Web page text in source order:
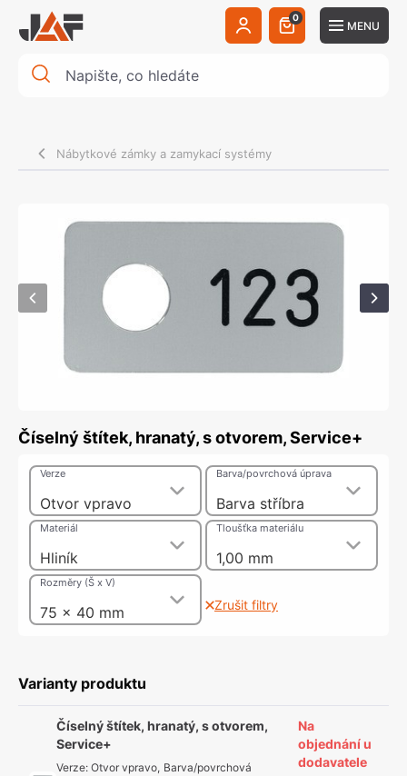
0
MENU
Nábytkové zámky a zamykací systémy
Číselný štítek, hranatý, s otvorem, Service+
Otvor vpravo
Verze
Barva stříbra
Barva/povrchová úprava
Hliník
Materiál
1,00 mm
Tloušťka materiálu
75 x 40 mm
Rozměry (Š x V)
Zrušit filtry
Varianty produktu
Číselný štítek, hranatý, s otvorem,
Service+
Verze: Otvor vpravo, Barva/povrchová
Na
objednání u
dodavatele